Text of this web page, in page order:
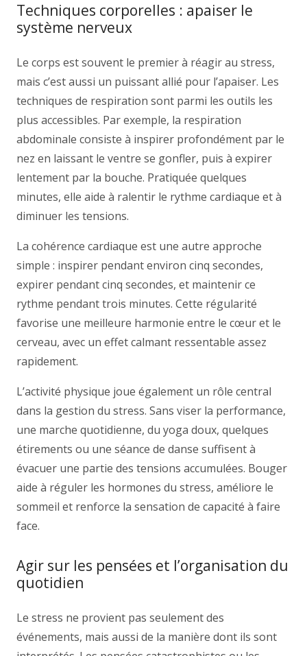
Techniques corporelles : apaiser le
système nerveux
Le corps est souvent le premier à réagir au stress,
mais c’est aussi un puissant allié pour l’apaiser. Les
techniques de respiration sont parmi les outils les
plus accessibles. Par exemple, la respiration
abdominale consiste à inspirer profondément par le
nez en laissant le ventre se gonfler, puis à expirer
lentement par la bouche. Pratiquée quelques
minutes, elle aide à ralentir le rythme cardiaque et à
diminuer les tensions.
La cohérence cardiaque est une autre approche
simple : inspirer pendant environ cinq secondes,
expirer pendant cinq secondes, et maintenir ce
rythme pendant trois minutes. Cette régularité
favorise une meilleure harmonie entre le cœur et le
cerveau, avec un effet calmant ressentable assez
rapidement.
L’activité physique joue également un rôle central
dans la gestion du stress. Sans viser la performance,
une marche quotidienne, du yoga doux, quelques
étirements ou une séance de danse suffisent à
évacuer une partie des tensions accumulées. Bouger
aide à réguler les hormones du stress, améliore le
sommeil et renforce la sensation de capacité à faire
face.
Agir sur les pensées et l’organisation du
quotidien
Le stress ne provient pas seulement des
événements, mais aussi de la manière dont ils sont